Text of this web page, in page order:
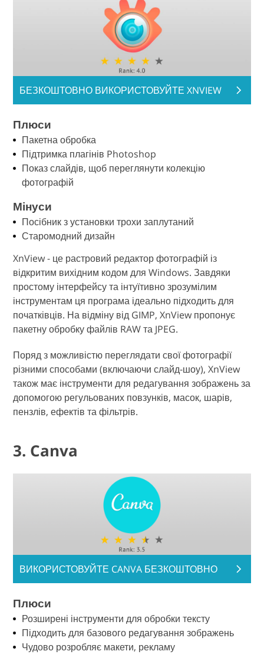
БЕЗКОШТОВНО ВИКОРИСТОВУЙТЕ XNVIEW
Плюси
Пакетна обробка
Підтримка плагінів Photoshop
Показ слайдів, щоб переглянути колекцію
фотографій
Мінуси
Посібник з установки трохи заплутаний
Старомодний дизайн
XnView - це растровий редактор фотографій із
відкритим вихідним кодом для Windows. Завдяки
простому інтерфейсу та інтуїтивно зрозумілим
інструментам ця програма ідеально підходить для
початківців. На відміну від GIMP, XnView пропонує
пакетну обробку файлів RAW та JPEG.
Поряд з можливістю переглядати свої фотографії
різними способами (включаючи слайд-шоу), XnView
також має інструменти для редагування зображень за
допомогою регульованих повзунків, масок, шарів,
пензлів, ефектів та фільтрів.
3. Canva
ВИКОРИСТОВУЙТЕ CANVA БЕЗКОШТОВНО
Плюси
Розширені інструменти для обробки тексту
Підходить для базового редагування зображень
Чудово розробляє макети, рекламу